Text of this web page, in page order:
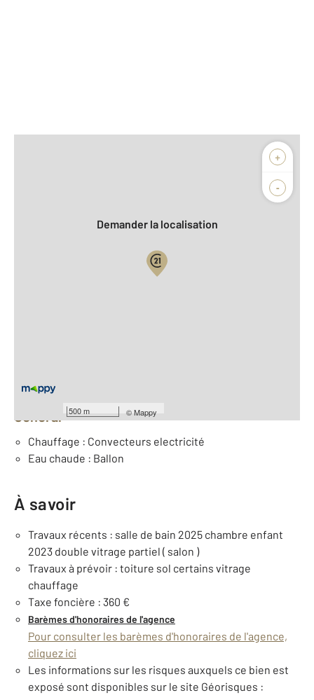
+
-
500 m ©Mappy
Biens vendus
Demander la localisation
Équipements
Général
Chauffage : Convecteurs electricité
Eau chaude : Ballon
À savoir
Travaux récents : salle de bain 2025 chambre enfant
2023 double vitrage partiel ( salon )
Travaux à prévoir : toiture sol certains vitrage
chauffage
Taxe foncière : 360 €
Barèmes d'honoraires de l'agence
Pour consulter les barèmes d'honoraires de l'agence,
cliquez ici
Les informations sur les risques auxquels ce bien est
exposé sont disponibles sur le site Géorisques :